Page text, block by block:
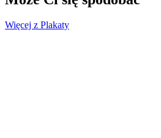
Więcej z Plakaty